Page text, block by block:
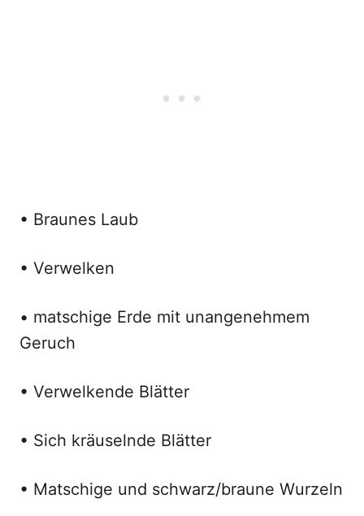
• Braunes Laub
• Verwelken
• matschige Erde mit unangenehmem
Geruch
• Verwelkende Blätter
• Sich kräuselnde Blätter
• Matschige und schwarz/braune Wurzeln